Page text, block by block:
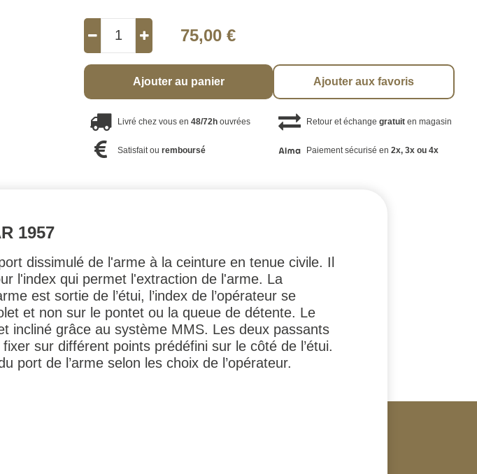
75,00 €
Ajouter au panier Ajouter aux favoris
Livré chez vous en48/72h ouvrées Retour et échange gratuiten magasin
Satisfait ouremboursé Paiement sécurisé en 2x, 3x ou 4x
1957
dissimulé de l'arme à la ceinture en tenue civile. Il
l'index qui permet l'extraction de l'arme. La
est sortie de l’étui, l’index de l’opérateur se
et non sur le pontet ou la queue de détente. Le
incliné grâce au système MMS. Les deux passants
sur différent points prédéfini sur le côté de l’étui.
port de l’arme selon les choix de l’opérateur.